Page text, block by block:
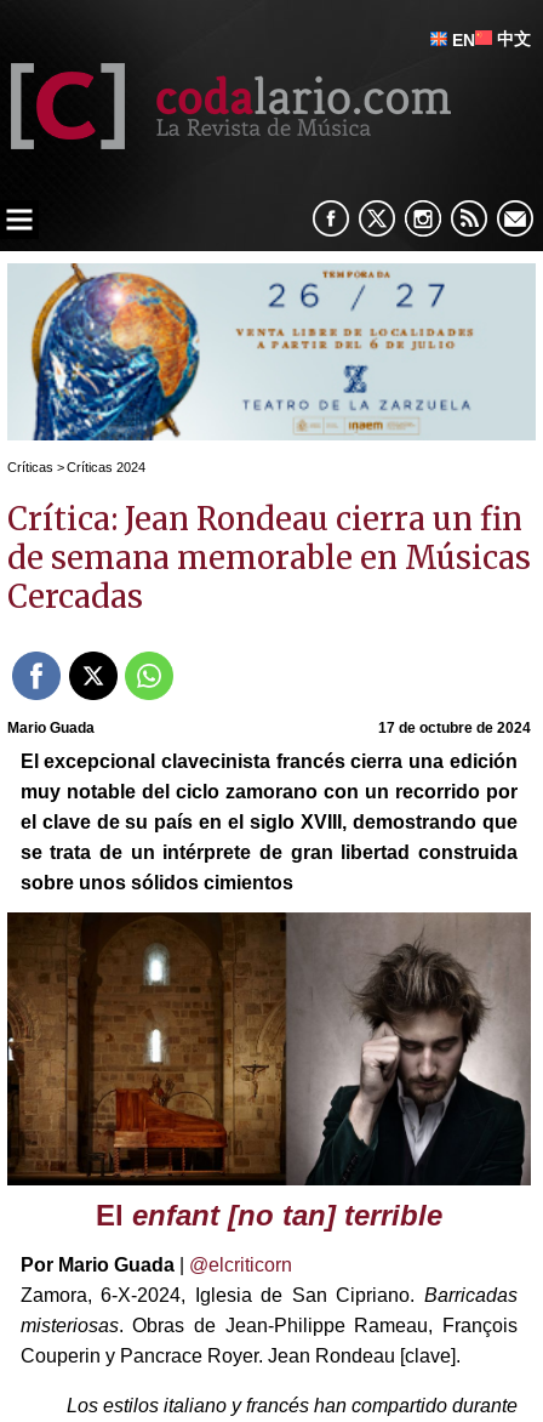
EN 中文
Críticas > Críticas 2024
Crítica: Jean Rondeau cierra un fin
de semana memorable en Músicas
Cercadas
Mario Guada 17 de octubre de 2024
El excepcional clavecinista francés cierra una edición
muy notable del ciclo zamorano con un recorrido por
el clave de su país en el siglo XVIII, demostrando que
se trata de un intérprete de gran libertad construida
sobre unos sólidos cimientos
El enfant [no tan] terrible
Por Mario Guada| @elcriticorn
Zamora, 6-X-2024, Iglesia de San Cipriano. Barricadas
misteriosas. Obras de Jean-Philippe Rameau, François
Couperin y Pancrace Royer. Jean Rondeau [clave].
Los estilos italiano y francés han compartido durante